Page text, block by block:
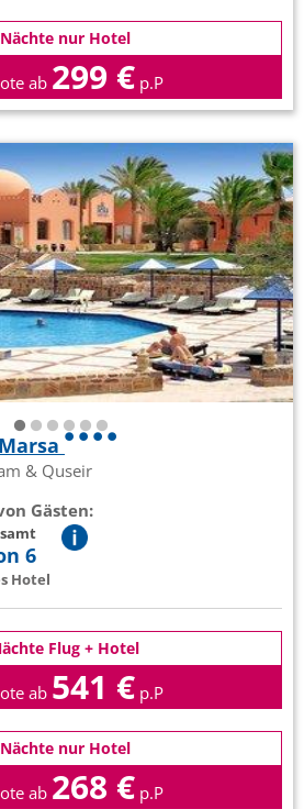
nur Hotel
ab 299 € p.P
& Quseir
Gästen:
6
Hotel
Flug + Hotel
ab 541 € p.P
nur Hotel
ab 268 € p.P